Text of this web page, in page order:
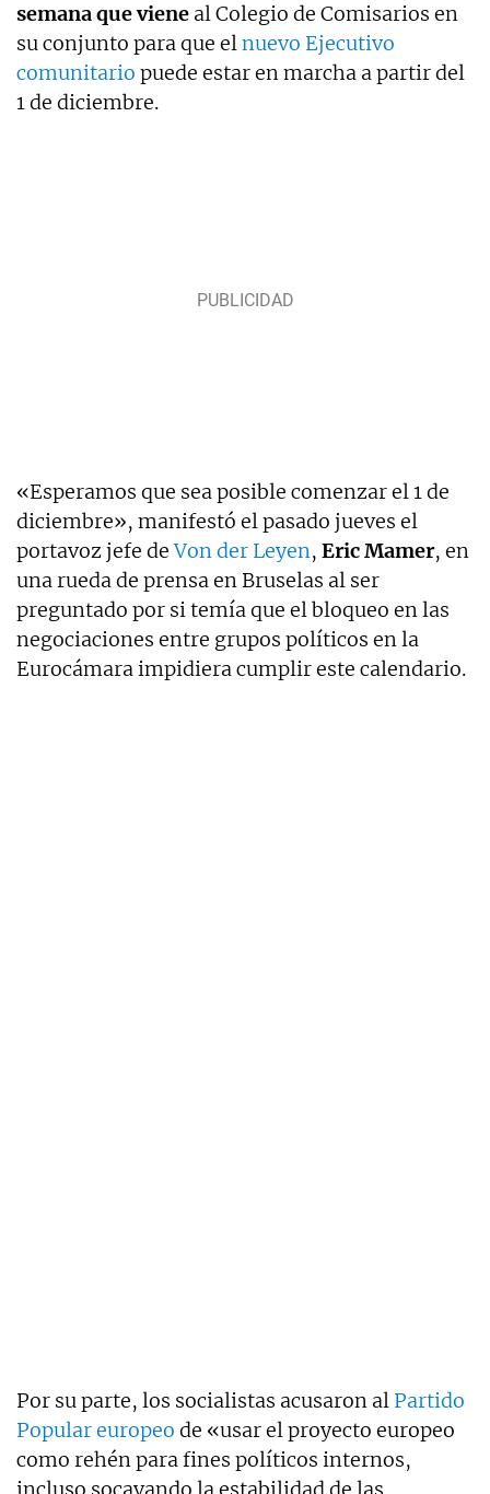
semana que viene al Colegio de Comisarios en
su conjunto para que elnuevo Ejecutivo
comunitario puede estar en marcha a partir del
1 de diciembre.
«Esperamos que sea posible comenzar el 1 de
diciembre», manifestó el pasado jueves el
portavoz jefe deVon der Leyen, Eric Mamer, en
una rueda de prensa en Bruselas al ser
preguntado por si temía que el bloqueo en las
negociaciones entre grupos políticos en la
Eurocámara impidiera cumplir este calendario.
Por su parte, los socialistas acusaron al Partido
Popular europeo de «usar el proyecto europeo
como rehén para fines políticos internos,
incluso socavando la estabilidad de las